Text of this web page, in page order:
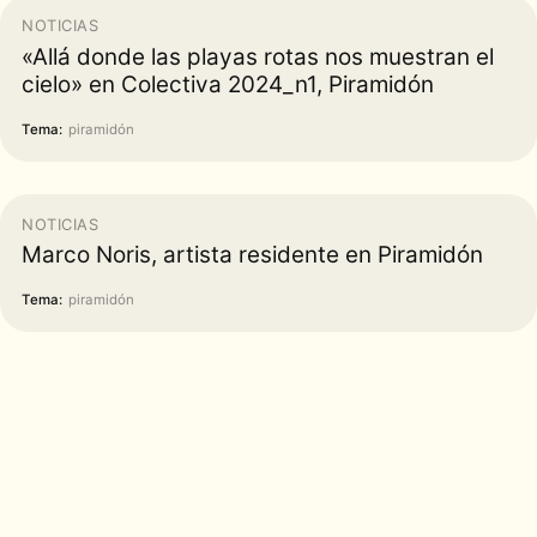
NOTICIAS
«Allá donde las playas rotas nos muestran el
cielo» en Colectiva 2024_n1, Piramidón
Tema: piramidón
NOTICIAS
Marco Noris, artista residente en Piramidón
Tema: piramidón